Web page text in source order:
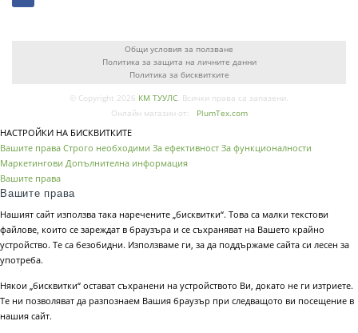
Общи условия за ползване
Политика за защита на личните данни
Политика за бисквитките
© Copyright 2026 КМ ТУУЛС. Всички права са запазени.
Онлайн магазин от:
PlumTex.com
НАСТРОЙКИ НА БИСКВИТКИТЕ
Вашите права Строго необходими За ефективност За функционалности
Маркетингови Допълнителна информация
Вашите права
Вашите права
Нашият сайт използва така наречените „бисквитки“. Това са малки текстови
файлове, които се зареждат в браузъра и се съхраняват на Вашето крайно
устройство. Те са безобидни. Използваме ги, за да поддържаме сайта си лесен за
употреба.
Някои „бисквитки“ остават съхранени на устройството Ви, докато не ги изтриете.
Те ни позволяват да разпознаем Вашия браузър при следващото ви посещение в
нашия сайт.